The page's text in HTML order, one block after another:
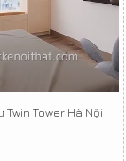
Twin Tower Hà Nội